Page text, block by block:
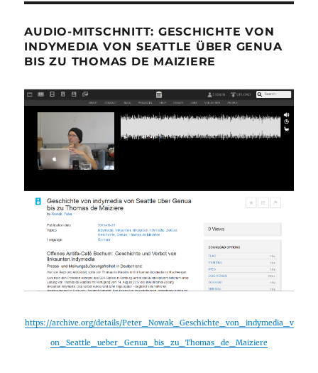
AUDIO-MITSCHNITT: GESCHICHTE VON
INDYMEDIA VON SEATTLE ÜBER GENUA
BIS ZU THOMAS DE MAIZIERE
https://archive.org/details/Peter_Nowak_Geschichte_von_indymedia_v
on_Seattle_ueber_Genua_bis_zu_Thomas_de_Maiziere